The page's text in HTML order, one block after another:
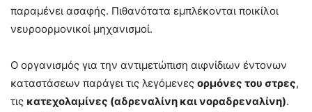
παραμένει ασαφής. Πιθανότατα εμπλέκονται ποικίλοι
νευροορμονικοί μηχανισμοί.
Ο οργανισμός για την αντιμετώπιση αιφνίδιων έντονων
καταστάσεων παράγει τις λεγόμενες ορμόνες του στρες,
τις κατεχολαμίνες (αδρεναλίνη και νοραδρεναλίνη).